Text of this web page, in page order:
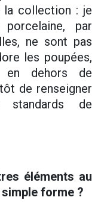
la collection : je
par
ne sont pas
les poupées,
en dehors de
de renseigner
de
éléments au
forme ?